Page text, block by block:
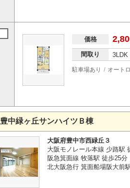
価格
間取り 3LDK
駐車場あり オート
豊中緑ヶ丘サンハイツＢ棟
大阪府豊中市西緑丘３
大阪モノレール本線 少路駅
阪急箕面線 牧落駅 徒歩25分
北大阪急行 箕面船場阪大前